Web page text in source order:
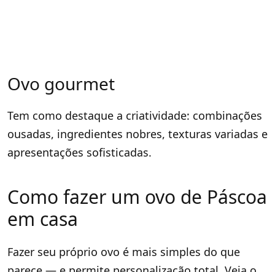
Ovo gourmet
Tem como destaque a criatividade: combinações
ousadas, ingredientes nobres, texturas variadas e
apresentações sofisticadas.
Como fazer um ovo de Páscoa
em casa
Fazer seu próprio ovo é mais simples do que